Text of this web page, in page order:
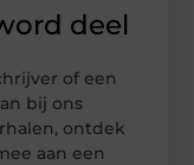
deel
of een
bij ons
ontdek
aan een